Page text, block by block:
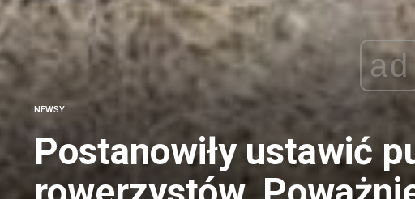
ad
NEWSY
Postanowiły ustawić